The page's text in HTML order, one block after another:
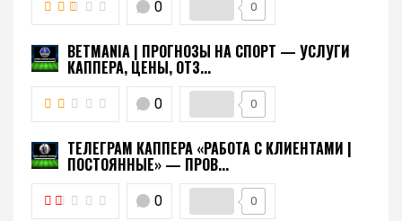
0 0
BETMANIA | ПРОГНОЗЫ НА СПОРТ — УСЛУГИ
КАППЕРА, ЦЕНЫ, ОТЗ...
0 0
ТЕЛЕГРАМ КАППЕРА «РАБОТА С КЛИЕНТАМИ |
ПОСТОЯННЫЕ» — ПРОВ...
0 0